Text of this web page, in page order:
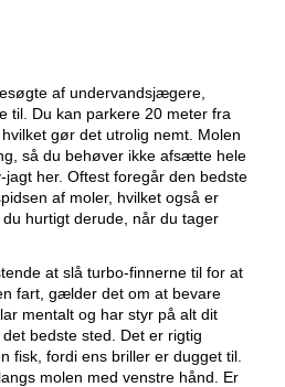
af undervandsjægere,
til. Du kan parkere 20 meter fra
gør det utrolig nemt. Molen
så du behøver ikke afsætte hele
her. Oftest foregår den bedste
af moler, hvilket også er
hurtigt derude, når du tager
at slå turbo-finnerne til for at
fart, gælder det om at bevare
mentalt og har styr på alt dit
bedste sted. Det er rigtig
fisk, fordi ens briller er dugget til.
molen med venstre hånd. Er